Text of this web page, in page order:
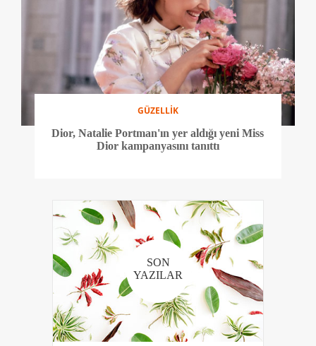
GÜZELLİK
Dior, Natalie Portman'ın yer aldığı yeni Miss
Dior kampanyasını tanıttı
SON
YAZILAR